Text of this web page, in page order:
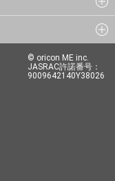
© oricon ME inc.
JASRAC許諾番号：
9009642140Y38026